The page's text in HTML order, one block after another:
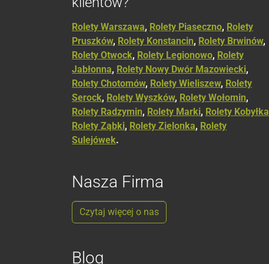
Rolety Warszawa, Rolety Piaseczno, Rolety
Pruszków, Rolety Konstancin, Rolety Brwinów,
Rolety Otwock, Rolety Legionowo, Rolety
Jabłonna, Rolety Nowy Dwór Mazowiecki,
Rolety Chotomów, Rolety Wieliszew, Rolety
Serock, Rolety Wyszków, Rolety Wołomin,
Rolety Radzymin, Rolety Marki, Rolety Kobyłka
Rolety Ząbki, Rolety Zielonka, Rolety
Sulejówek.
Nasza Firma
Czytaj więcej o nas
Blog